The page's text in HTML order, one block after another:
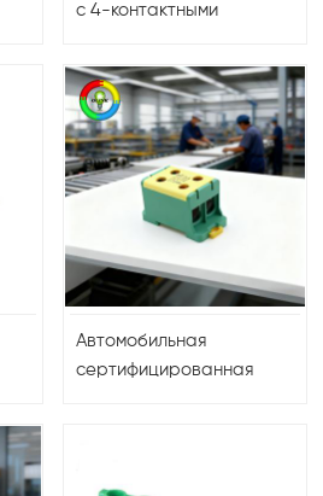
с 4-контактными
клеммами и шагом 5,15
мм 3273246
Автомобильная
сертифицированная
колодка на DIN-рейку